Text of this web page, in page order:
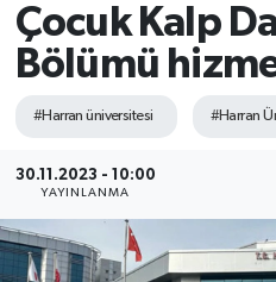
Çocuk Kalp
Bölümü
#Harran üniversitesi #Harran
30.11.2023 - 10:00
YAYINLANMA
Gündem
Kültür
Tüm Manşetler
Son Dakika Haberleri